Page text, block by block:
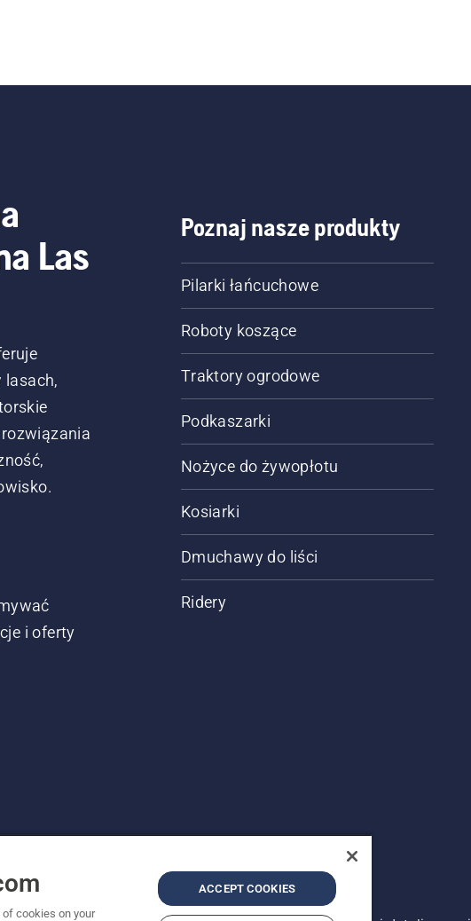
Las
lasach,
i oferty
Poznaj nasze produkty
Pilarki łańcuchowe
Roboty koszące
Traktory ogrodowe
Podkaszarki
Nożyce do żywopłotu
Kosiarki
Dmuchawy do liści
Ridery
of cookies on your
ACCEPT COOKIES